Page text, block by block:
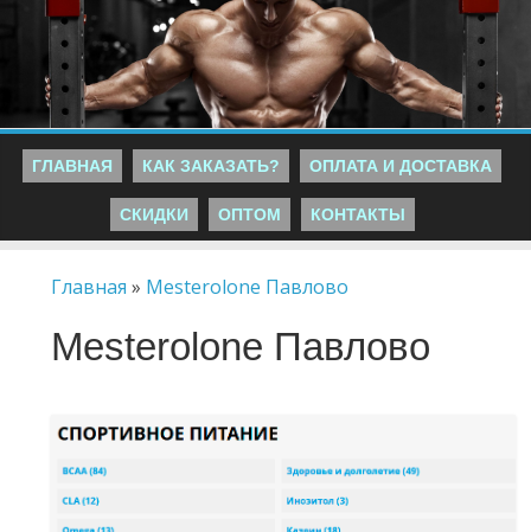
ГЛАВНАЯ КАК ЗАКАЗАТЬ? ОПЛАТА И ДОСТАВКА
СКИДКИ ОПТОМ КОНТАКТЫ
Главная » Mesterolone Павлово
Mesterolone Павлово